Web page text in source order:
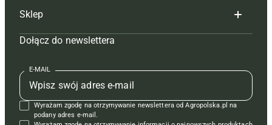
Tagi
Mapa serwisu
Kontakt
Regulamin
Polityka prywatności
Hoduj z głową świnie
Prenumerata
Redakcja
Kontakt
Reklama
Redakcja
Prenumerata
Reklama
Kontakt
Krzyżówki
Sklep
Czasopisma i prenumerata
Książki
Regulamin
Dołącz do newslettera
E-MAIL
Wyrażam zgodę na otrzymywanie newslettera od Agropolska.pl na
podany adres e-mail.